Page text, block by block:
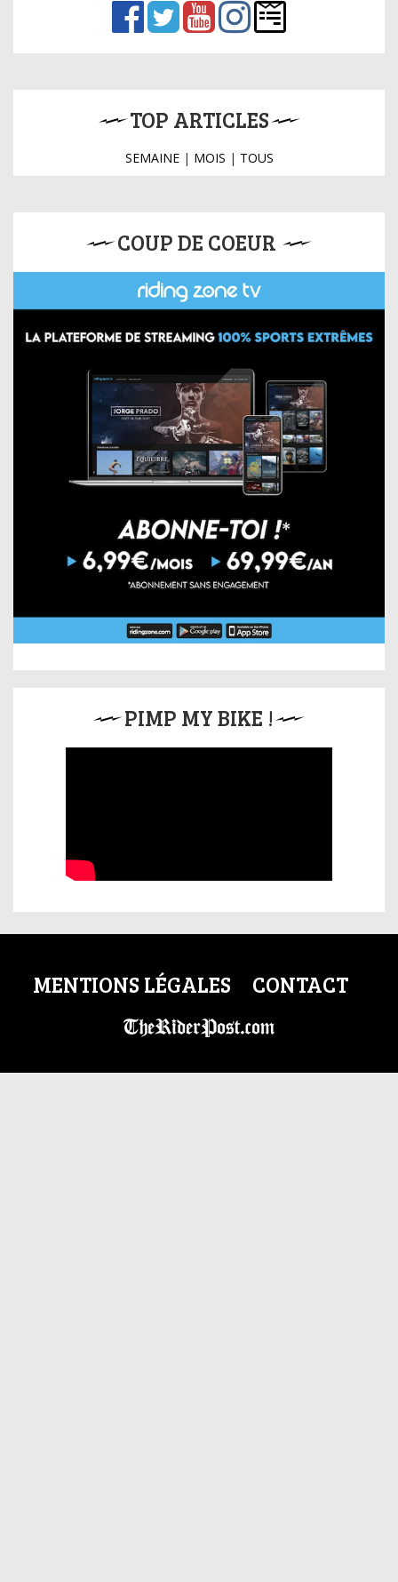
TOP ARTICLES
SEMAINE| MOIS | TOUS
COUP DE COEUR
PIMP MY BIKE !
MENTIONS LÉGALES CONTACT